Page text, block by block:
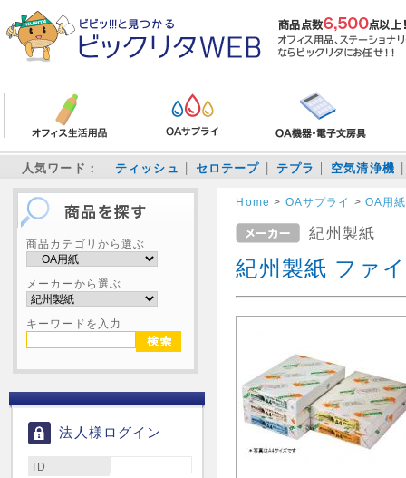
人気ワード： ティッシュ セロテープ テプラ 空気清浄機
商品カテゴリから選ぶ
メーカーから選ぶ
キーワードを入力
法人様ログイン
ID
Home > OAサプライ >OA用紙
紀州製紙
紀州製紙 ファ